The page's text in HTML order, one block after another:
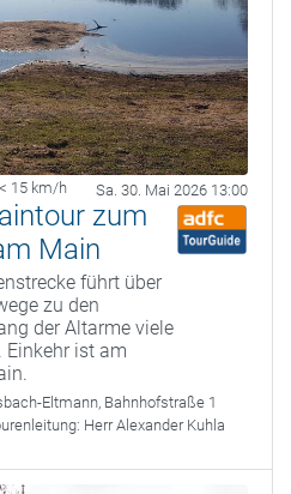
< 15 km/h Sa. 30. Mai 2026 13:00
zum
Main
führt über
zu den
der Altarme viele
Einkehr ist am
Eltmann, Bahnhofstraße 1
Herr Alexander Kuhla